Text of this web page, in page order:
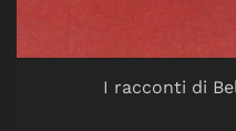
I racconti di